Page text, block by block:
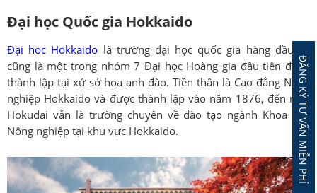
Đại học Quốc gia Hokkaido
Đại học Hokkaido là trường đại học quốc gia hàng đầu và
cũng là một trong nhóm 7 Đại học Hoàng gia đầu tiên được
thành lập tại xứ sở hoa anh đào. Tiền thân là Cao đẳng Nông
nghiệp Hokkaido và được thành lập vào năm 1876, đến nay,
Hokudai vẫn là trường chuyên về đào tạo ngành Khoa học
Nông nghiệp tại khu vực Hokkaido.
ĐĂNG KÝ TƯ VẤN MIỄN PHÍ